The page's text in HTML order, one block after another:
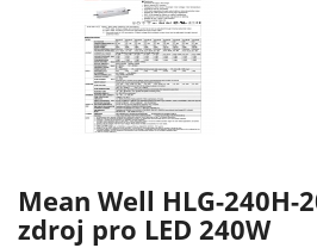
Mean Well HLG-240H-
zdroj pro LED 240W